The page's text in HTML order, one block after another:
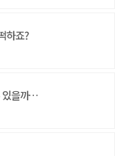
하죠?
있을까…